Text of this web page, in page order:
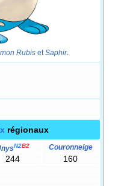
Rubis et Saphir.
régionaux
N2B2 Couronneige
244 160